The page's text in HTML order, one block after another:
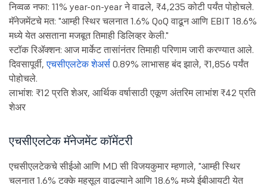
निव्वळ नफा: 11% year-on-year ने वाढले, ₹4,235 कोटी पर्यंत पोहोचले.
मॅनेजमेंटचे मत: "आम्ही स्थिर चलनात 1.6% QoQ वाढून आणि EBIT 18.6%
मध्ये येत असताना मजबूत तिमाही डिलिव्हर केली."
स्टॉक रिॲक्शन: आज मार्केट तासांनंतर तिमाही परिणाम जारी करण्यात आले.
दिवसापूर्वी,एचसीएलटेक शेअर्स 0.89% लाभासह बंद झाले, ₹1,856 पर्यंत
पोहोचले.
लाभांश: ₹12 प्रति शेअर, आर्थिक वर्षासाठी एकूण अंतरिम लाभांश ₹42 प्रति
शेअर
एचसीएलटेक मॅनेजमेंट कॉमेंटरी
एचसीएलटेकचे सीईओ आणि MD सी विजयकुमार म्हणाले, "आम्ही स्थिर
चलनात 1.6% टक्के महसूल वाढल्याने आणि 18.6% मध्ये ईबीआयटी येत